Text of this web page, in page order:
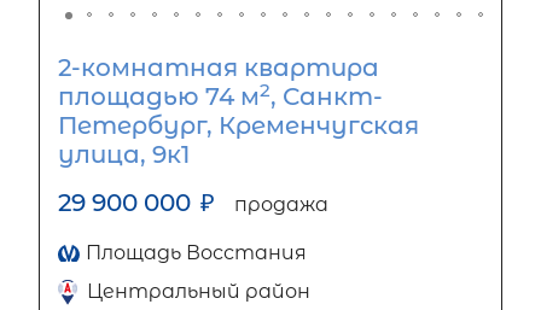
2-комнатная квартира
площадью 74 м2, Санкт-
Петербург, Кременчугская
улица, 9к1
29 900 000 ₽ продажа
Площадь Восстания
Центральный район